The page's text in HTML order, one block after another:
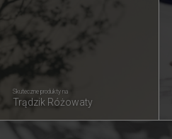
Skuteczne produkty na
Trądzik Różowaty